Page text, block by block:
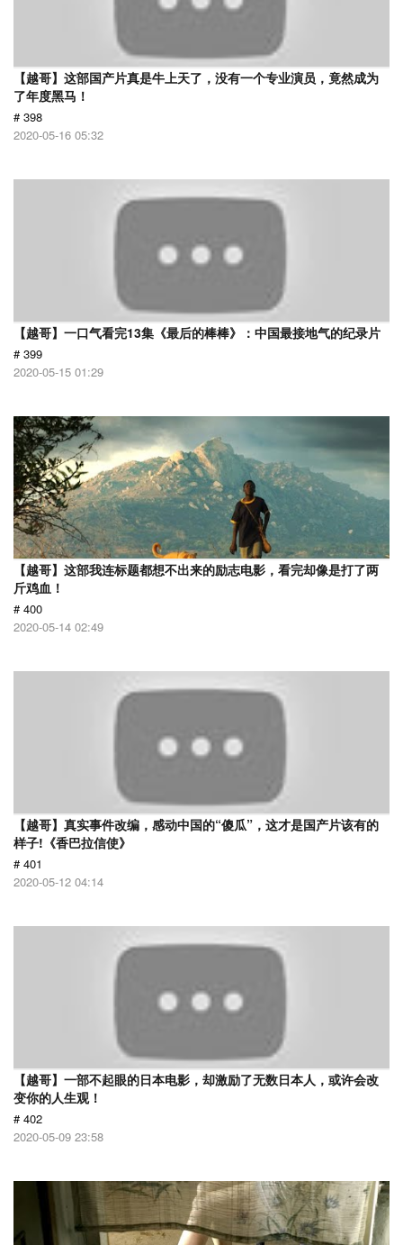
【越哥】这部国产片真是牛上天了，没有一个专业演员，竟然成为
了年度黑马！
# 398
2020-05-16 05:32
【越哥】一口气看完13集《最后的棒棒》：中国最接地气的纪录片
# 399
2020-05-15 01:29
【越哥】这部我连标题都想不出来的励志电影，看完却像是打了两
斤鸡血！
# 400
2020-05-14 02:49
【越哥】真实事件改编，感动中国的“傻瓜”，这才是国产片该有的
样子!《香巴拉信使》
# 401
2020-05-12 04:14
【越哥】一部不起眼的日本电影，却激励了无数日本人，或许会改
变你的人生观！
# 402
2020-05-09 23:58